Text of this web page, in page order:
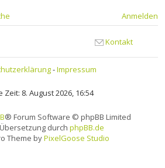
Anmelden
Kontakt
-Impressum
Zeit: 8. August 2026, 16:54
® Forum Software © phpBB Limited
durch phpBB.de
Theme byPixelGoose Studio